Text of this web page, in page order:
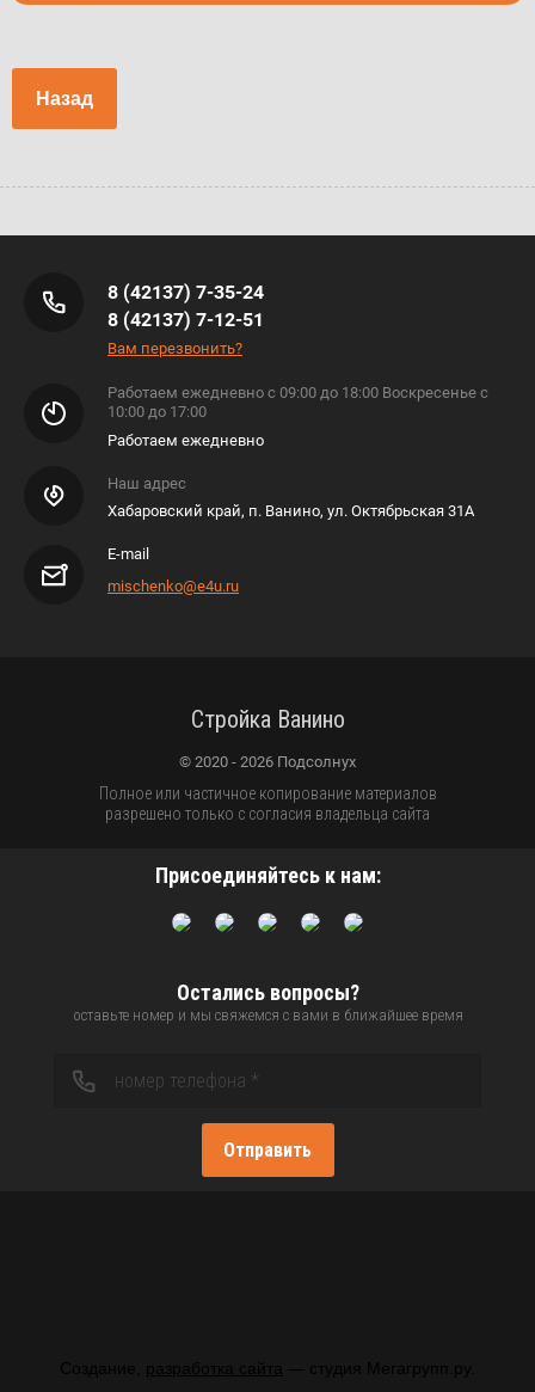
Назад
8 (42137) 7-35-24
8 (42137) 7-12-51
Вам перезвонить?
Работаем ежедневно с 09:00 до 18:00 Воскресенье с
10:00 до 17:00
Работаем ежедневно
Наш адрес
Хабаровский край, п. Ванино, ул. Октябрьская 31А
E-mail
mischenko@e4u.ru
Стройка Ванино
© 2020 - 2026 Подсолнух
Полное или частичное копирование материалов
разрешено только с согласия владельца сайта
Присоединяйтесь к нам:
Остались вопросы?
оставьте номер и мы свяжемся с вами в ближайшее время
Отправить
Создание, разработка сайта — студия Мегагрупп.ру.